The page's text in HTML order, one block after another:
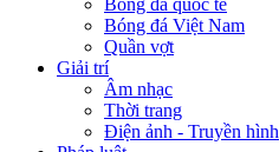
Bóng đá Việt Nam
Quần vợt
Giải trí
Âm nhạc
Thời trang
Điện ảnh - Truyền hình